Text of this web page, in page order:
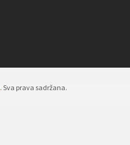
. Sva prava sadržana.